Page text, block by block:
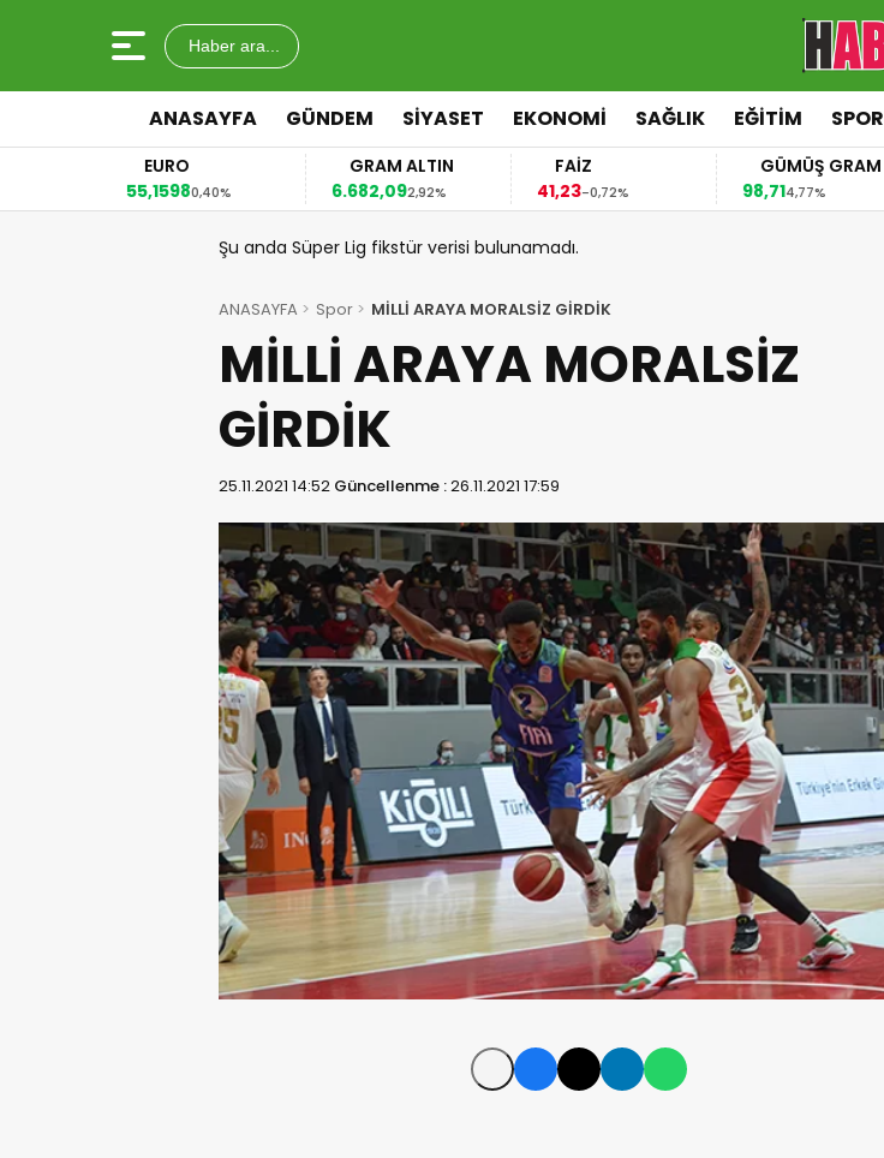
Haber ara...
ANASAYFA GÜNDEM SİYASET EKONOMİ SAĞLIK EĞİTİM SPOR
EURO
55,15980,40%
GRAM ALTIN
6.682,092,92%
FAİZ
41,23-0,72%
GÜMÜŞ GRAM
98,714,77%
Şu anda Süper Lig fikstür verisi bulunamadı.
ANASAYFA Spor MİLLİ ARAYA MORALSİZ GİRDİK
MİLLİ ARAYA MORALSİZ
GİRDİK
25.11.2021 14:52 Güncellenme :26.11.2021 17:59